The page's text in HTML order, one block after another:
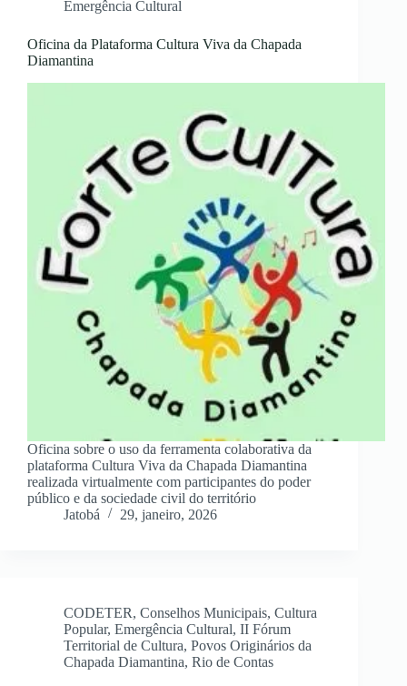
Emergência Cultural
Oficina da Plataforma Cultura Viva da Chapada
Diamantina
Oficina sobre o uso da ferramenta colaborativa da
plataforma Cultura Viva da Chapada Diamantina
realizada virtualmente com participantes do poder
público e da sociedade civil do território
Jatobá
29, janeiro, 2026
CODETER, Conselhos Municipais, Cultura
Popular, Emergência Cultural, II Fórum
Territorial de Cultura, Povos Originários da
Chapada Diamantina, Rio de Contas